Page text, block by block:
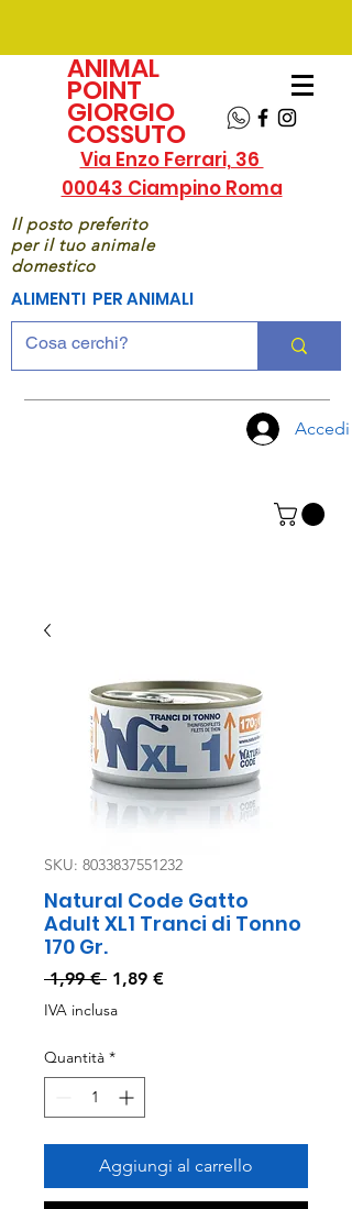
ANIMAL
POINT
GIORGIO
COSSUTO
Via Enzo Ferrari, 36
00043 Ciampino Roma
Il posto preferito
per il tuo animale
domestico
ALIMENTI PER ANIMALI
Accedi
SKU: 8033837551232
Natural Code Gatto
Adult XL1 Tranci di Tonno
170 Gr.
1,99 € Prezzo
1,89 €Prezzo
IVA inclusa
Quantità *
Aggiungi al carrello